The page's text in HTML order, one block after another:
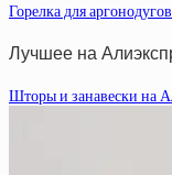
Горелка для
Лучшее на
Шторы и занавески на